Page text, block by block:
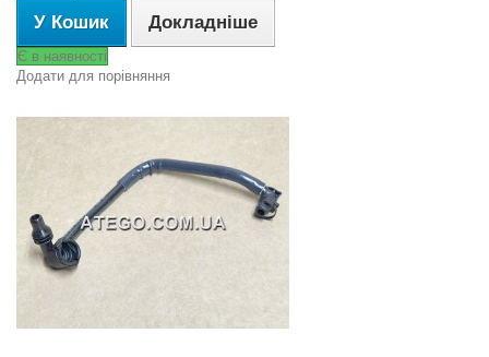
У Кошик Докладніше
Є в наявності
Додати для порівняння